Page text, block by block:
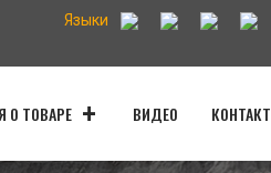
Языки
О ТОВАРЕ ВИДЕО КОНТАКТ